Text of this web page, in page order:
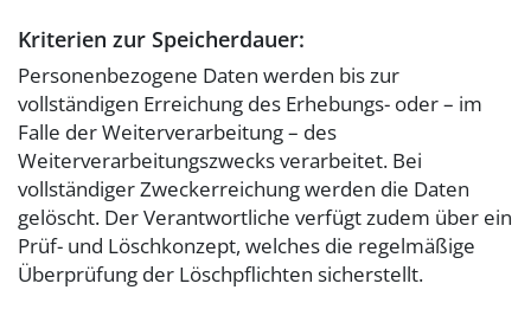
Kriterien zur Speicherdauer:
Personenbezogene Daten werden bis zur
vollständigen Erreichung des Erhebungs- oder – im
Falle der Weiterverarbeitung – des
Weiterverarbeitungszwecks verarbeitet. Bei
vollständiger Zweckerreichung werden die Daten
gelöscht. Der Verantwortliche verfügt zudem über ein
Prüf- und Löschkonzept, welches die regelmäßige
Überprüfung der Löschpflichten sicherstellt.